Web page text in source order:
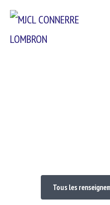
Passer
Tous les